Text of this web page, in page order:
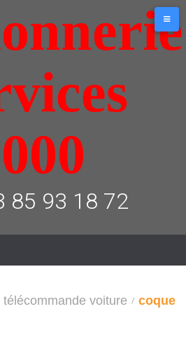
85 93 18 72
télécommande voiture / coque